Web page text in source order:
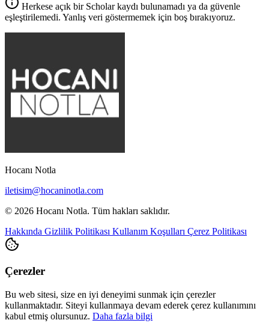
Herkese açık bir Scholar kaydı bulunamadı ya da güvenle
eşleştirilemedi. Yanlış veri göstermemek için boş bırakıyoruz.
Hocanı Notla
iletisim@hocaninotla.com
© 2026 Hocanı Notla. Tüm hakları saklıdır.
Hakkında Gizlilik Politikası Kullanım Koşulları Çerez Politikası
Çerezler
Bu web sitesi, size en iyi deneyimi sunmak için çerezler
kullanmaktadır. Siteyi kullanmaya devam ederek çerez kullanımını
kabul etmiş olursunuz. Daha fazla bilgi